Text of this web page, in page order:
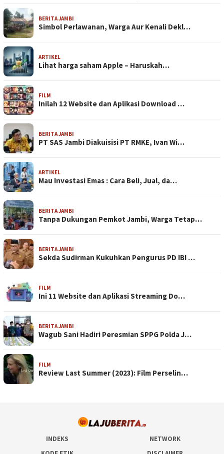
BERITA JAMBI
Simbol Perlawanan, Warga Aur Kenali Dekl…
ARTIKEL
Lihat harga saham Apple – Haruskah…
FILM
Inilah 12 Website dan Aplikasi Download …
BERITA JAMBI
PT SAS Jambi Diakuisisi PT RMKE, Ivan Wi…
ARTIKEL
Mau Investasi Emas : Cara Beli, Jual, da…
BERITA JAMBI
Tanpa Dukungan Pemkot Jambi, Warga Tetap…
BERITA JAMBI
Sekda Sudirman Kukuhkan Pengurus PD IBI …
FILM
Ini 11 Website dan Aplikasi Streaming Do…
BERITA JAMBI
Wagub Sani Hadiri Peresmian SPPG Polda J…
FILM
Review Last Summer (2023): Film Perselin…
INDEKS
NETWORK